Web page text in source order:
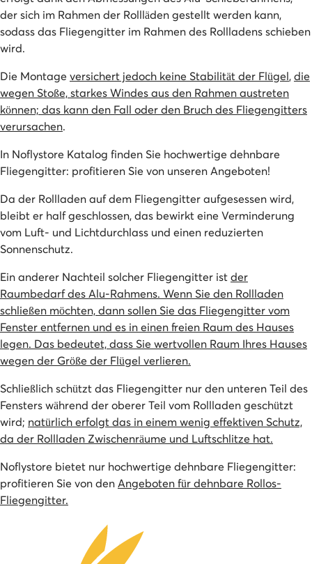
der sich im Rahmen der Rollläden gestellt werden kann,
sodass das Fliegengitter im Rahmen des Rollladens schieben
wird.
Die Montage versichert jedoch keine Stabilität der Flügel,die
wegen Stoße, starkes Windes aus den Rahmen austreten
können; das kann den Fall oder den Bruch des Fliegengitters
verursachen.
In Noflystore Katalog finden Sie hochwertige dehnbare
Fliegengitter: profitieren Sie von unseren Angeboten!
Da der Rollladen auf dem Fliegengitter aufgesessen wird,
bleibt er half geschlossen, das bewirkt eine Verminderung
vom Luft- und Lichtdurchlass und einen reduzierten
Sonnenschutz.
Ein anderer Nachteil solcher Fliegengitter istder
Raumbedarf des Alu-Rahmens. Wenn Sie den Rollladen
schließen möchten, dann sollen Sie das Fliegengitter vom
Fenster entfernen und es in einen freien Raum des Hauses
legen. Das bedeutet, dass Sie wertvollen Raum Ihres Hauses
wegen der Größe der Flügel verlieren.
Schließlich schützt das Fliegengitter nur den unteren Teil des
Fensters während der oberer Teil vom Rollladen geschützt
wird; natürlich erfolgt das in einem wenig effektiven Schutz,
da der Rollladen Zwischenräume und Luftschlitze hat.
Noflystore bietet nur hochwertige dehnbare Fliegengitter:
profitieren Sie von den Angeboten für dehnbare Rollos-
Fliegengitter.